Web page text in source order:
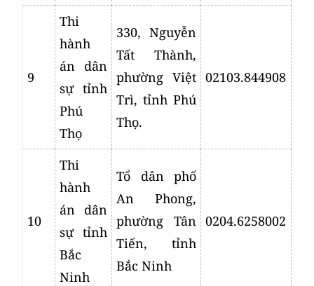
9
Thi
hành
án dân
sự tỉnh
Phú
Thọ
330, Nguyễn
Tất Thành,
phường Việt
Trì, tỉnh Phú
Thọ.
02103.844908
10
Thi
hành
án dân
sự tỉnh
Bắc
Ninh
Tổ dân phố
An Phong,
phường Tân
Tiến, tỉnh
Bắc Ninh
0204.6258002